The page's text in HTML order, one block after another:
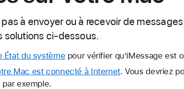
à envoyer ou à recevoir de
solutions ci-dessous.
État du système pour vérifier qu’iMessage est
Mac est connecté à Internet. Vous devriez
exemple.